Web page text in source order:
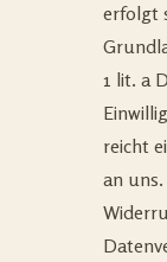
erfolgt
1 lit. a
reicht
an